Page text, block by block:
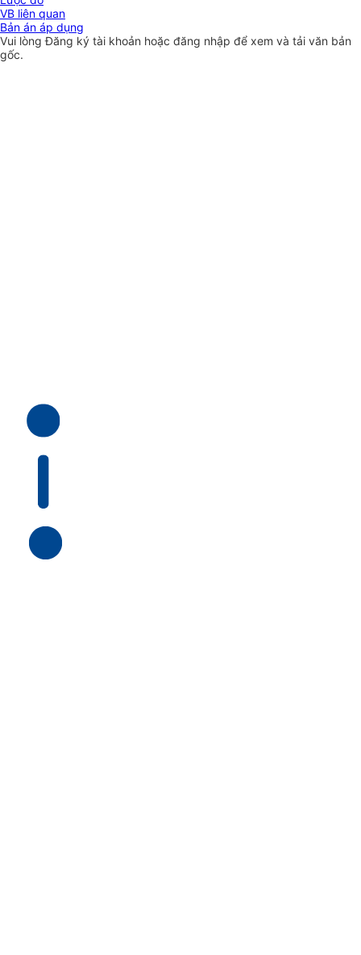
VB liên quan
Bản án áp dụng
Vui lòngĐăng ký tài khoản hoặc đăng nhập để xem và tải văn bản
gốc.